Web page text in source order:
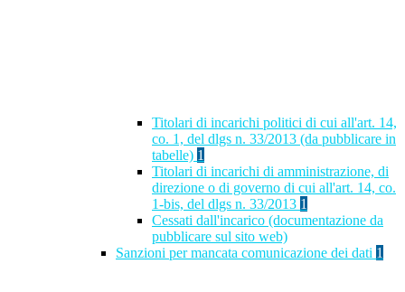
Titolari di incarichi politici di cui all'art. 14,
co. 1, del dlgs n. 33/2013 (da pubblicare in
tabelle) 1
Titolari di incarichi di amministrazione, di
direzione o di governo di cui all'art. 14, co.
1-bis, del dlgs n. 33/2013 1
Cessati dall'incarico (documentazione da
pubblicare sul sito web)
Sanzioni per mancata comunicazione dei dati 1